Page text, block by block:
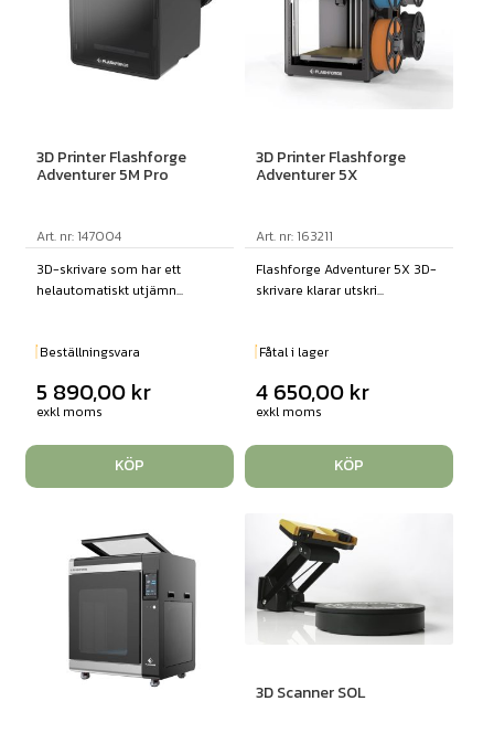
3D Printer Flashforge
Adventurer 5M Pro
Art. nr: 147004
3D-skrivare som har ett
helautomatiskt utjämn...
Beställningsvara
5 890,00 kr
exkl moms
KÖP
3D Printer Flashforge
Adventurer 5X
Art. nr: 163211
Flashforge Adventurer 5X 3D-
skrivare klarar utskri...
Fåtal i lager
4 650,00 kr
exkl moms
KÖP
3D Scanner SOL